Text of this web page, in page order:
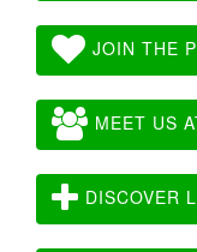
JOIN THE
MEET US
DISCOVER